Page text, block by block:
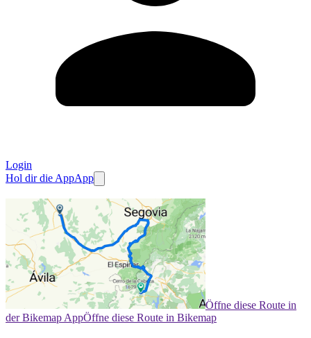
Login
Hol dir die AppApp
Öffne diese Route in
der Bikemap AppÖffne diese Route in Bikemap